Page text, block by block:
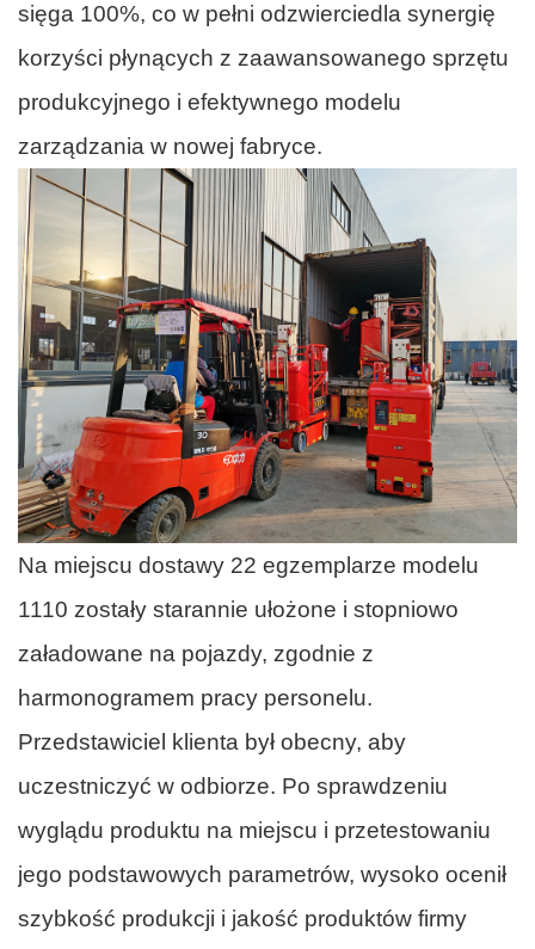
sięga 100%, co w pełni odzwierciedla synergię
korzyści płynących z zaawansowanego sprzętu
produkcyjnego i efektywnego modelu
zarządzania w nowej fabryce.
Na miejscu dostawy 22 egzemplarze modelu
1110 zostały starannie ułożone i stopniowo
załadowane na pojazdy, zgodnie z
harmonogramem pracy personelu.
Przedstawiciel klienta był obecny, aby
uczestniczyć w odbiorze. Po sprawdzeniu
wyglądu produktu na miejscu i przetestowaniu
jego podstawowych parametrów, wysoko ocenił
szybkość produkcji i jakość produktów firmy